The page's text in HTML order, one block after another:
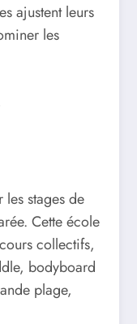
ajustent leurs
les
stages de
Cette école
collectifs,
bodyboard
plage,